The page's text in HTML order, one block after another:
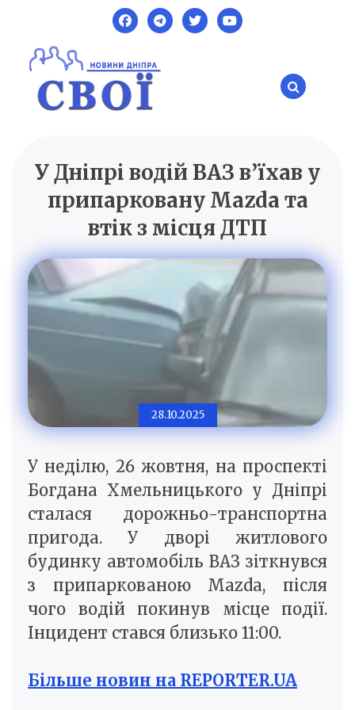
content
SVOI.DP.UA
Новини Дніпра
У Дніпрі водій ВАЗ в’їхав у
припарковану Mazda та
втік з місця ДТП
28.10.2025
У неділю, 26 жовтня, на проспекті
Богдана Хмельницького у Дніпрі
сталася дорожньо-транспортна
пригода. У дворі житлового
будинку автомобіль ВАЗ зіткнувся
з припаркованою Mazda, після
чого водій покинув місце події.
Інцидент стався близько 11:00.
Більше новин на REPORTER.UA